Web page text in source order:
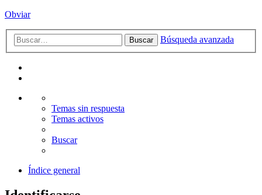
Obviar
Buscar Búsqueda avanzada
Temas sin respuesta
Temas activos
Buscar
Índice general